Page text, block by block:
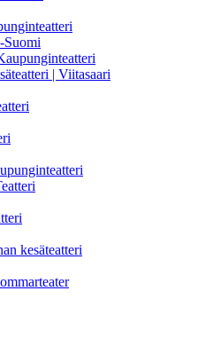
| Viitasaari
kesäteatteri